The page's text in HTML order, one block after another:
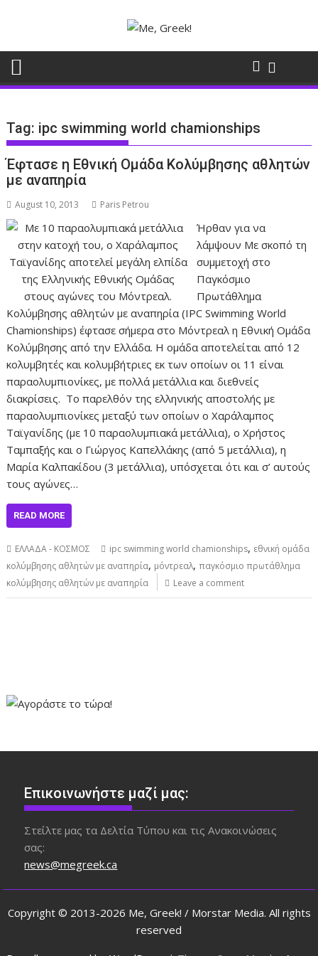
Tag: ipc swimming world chamionships
Έφτασε η Εθνική Ομάδα Κολύμβησης αθλητών
με αναπηρία
August 10, 2013 Paris Petrou
Ήρθαν για να
λάμψουν Με σκοπό τη
συμμετοχή στο
Παγκόσμιο
Πρωτάθλημα
Κολύμβησης αθλητών με αναπηρία (IPC Swimming World
Chamionships) έφτασε σήμερα στο Μόντρεαλ η Εθνική Ομάδα
Κολύμβησης από την Ελλάδα. Η ομάδα αποτελείται από 12
κολυμβητές και κολυμβήτριες εκ των οποίων οι 11 είναι
παραολυμπιονίκες, με πολλά μετάλλια και διεθνείς
διακρίσεις. Το παρελθόν της ελληνικής αποστολής με
παραολυμπιονίκες μεταξύ των οποίων ο Χαράλαμπος
Ταϊγανίδης (με 10 παραολυμπιακά μετάλλια), ο Χρήστος
Ταμπαξής και ο Γιώργος Καπελλάκης (από 5 μετάλλια), η
Μαρία Καλπακίδου (3 μετάλλια), υπόσχεται ότι και σ’ αυτούς
τους αγώνες…
READ MORE
ΕΛΛΑΔΑ - ΚΟΣΜΟΣ ipc swimming world chamionships, εθνική ομάδα
κολύμβησης αθλητών με αναπηρία, μόντρεαλ,παγκόσμιο πρωτάθλημα
κολύμβησης αθλητών με αναπηρία
Leave a comment
Επικοινωνήστε μαζί μας:
Στείλτε μας τα Δελτία Τύπου και τις Ανακοινώσεις
σας:
news@megreek.ca
Copyright © 2013-2026 Me, Greek! / Morstar Media. All rights
reserved